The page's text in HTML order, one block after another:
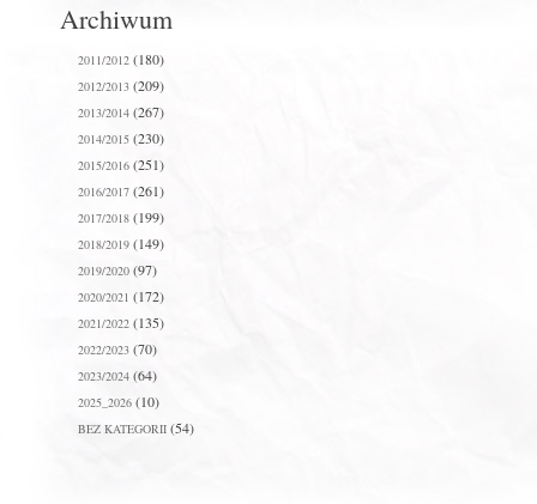
Archiwum
2011/2012(180)
2012/2013(209)
2013/2014(267)
2014/2015(230)
2015/2016(251)
2016/2017(261)
2017/2018(199)
2018/2019(149)
2019/2020(97)
2020/2021 (172)
2021/2022(135)
2022/2023(70)
2023/2024(64)
2025_2026(10)
BEZ KATEGORII(54)